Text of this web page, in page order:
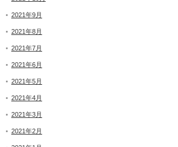
2021年9月
2021年8月
2021年7月
2021年6月
2021年5月
2021年4月
2021年3月
2021年2月